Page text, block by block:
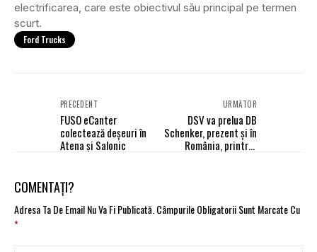
electrificarea, care este obiectivul său principal pe termen
scurt.
Ford Trucks
PRECEDENT
FUSO eCanter
colectează deșeuri în
Atena și Salonic
URMĂTOR
DSV va prelua DB
Schenker, prezent și în
România, printr-o
COMENTAȚI?
Adresa Ta De Email Nu Va Fi Publicată. Câmpurile Obligatorii Sunt Marcate Cu
*